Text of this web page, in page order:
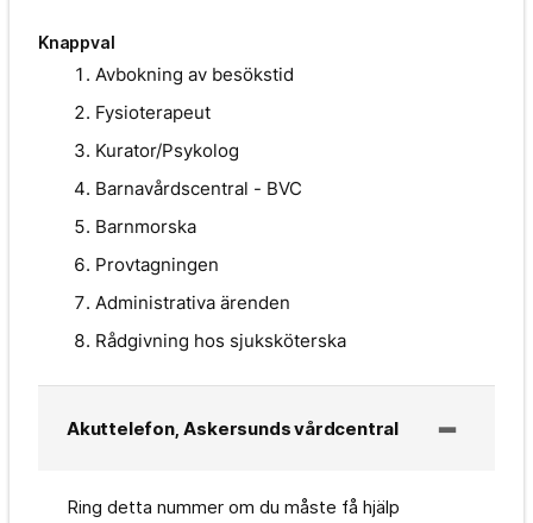
Knappval
Avbokning av besökstid
Fysioterapeut
Kurator/Psykolog
Barnavårdscentral - BVC
Barnmorska
Provtagningen
Administrativa ärenden
Rådgivning hos sjuksköterska
Akuttelefon, Askersunds vårdcentral
Ring detta nummer om du måste få hjälp